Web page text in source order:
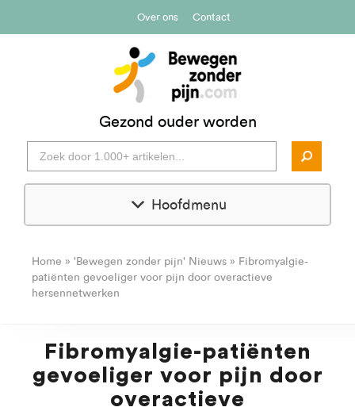
Over ons Contact
Gezond ouder worden
Hoofdmenu
Home » 'Bewegen zonder pijn' Nieuws » Fibromyalgie-
patiënten gevoeliger voor pijn door overactieve
hersennetwerken
Fibromyalgie-patiënten
gevoeliger voor pijn door
overactieve